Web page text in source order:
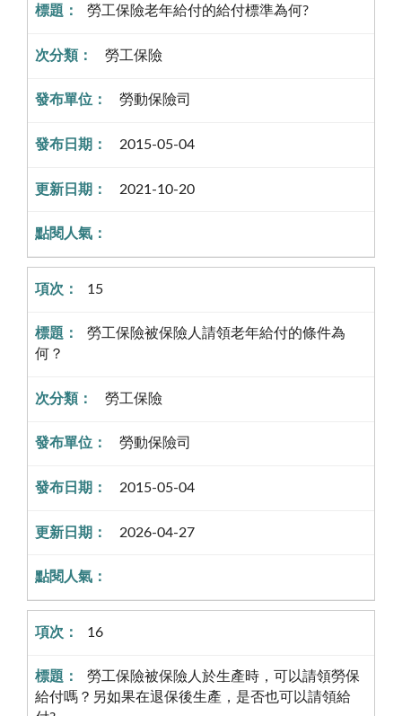
勞工保險老年給付的給付標準為何?
勞工保險
勞動保險司
2015-05-04
2021-10-20
15
勞工保險被保險人請領老年給付的條件為
何？
勞工保險
勞動保險司
2015-05-04
2026-04-27
16
勞工保險被保險人於生產時，可以請領勞保
給付嗎？另如果在退保後生產，是否也可以請領給